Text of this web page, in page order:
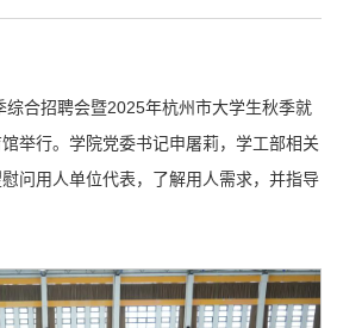
综合招聘会暨2025年杭州市大学生秋季就
举行。学院党委书记申屠莉，学工部相关
问用人单位代表，了解用人需求，并指导